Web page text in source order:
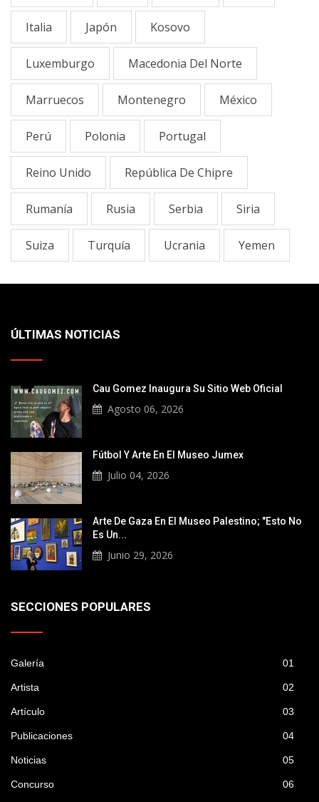
Italia Japón Kosovo
Luxemburgo Macedonia Del Norte
Marruecos Montenegro México
Perú Polonia Portugal
Reino Unido República De Chipre
Rumanía Rusia Serbia Siria
Suiza Turquía Ucrania Yemen
ÚLTIMAS NOTICIAS
Cau Gomez Inaugura Su Sitio Web Oficial
Agosto 06, 2026
Fútbol Y Arte En El Museo Jumex
Julio 04, 2026
Arte De Gaza En El Museo Palestino; "Esto No
Es Un...
Junio 29, 2026
SECCIONES POPULARES
Galería 01
Artista 02
Artículo 03
Publicaciones 04
Noticias 05
Concurso 06